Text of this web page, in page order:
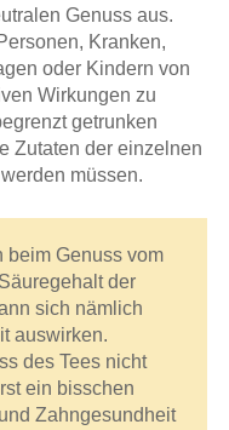
Genuss aus.
Kranken,
oder Kindern von
Wirkungen zu
getrunken
Zutaten der einzelnen
müssen.
beim Genuss vom
der
sich nämlich
auswirken.
des Tees nicht
ein bisschen
Zahngesundheit